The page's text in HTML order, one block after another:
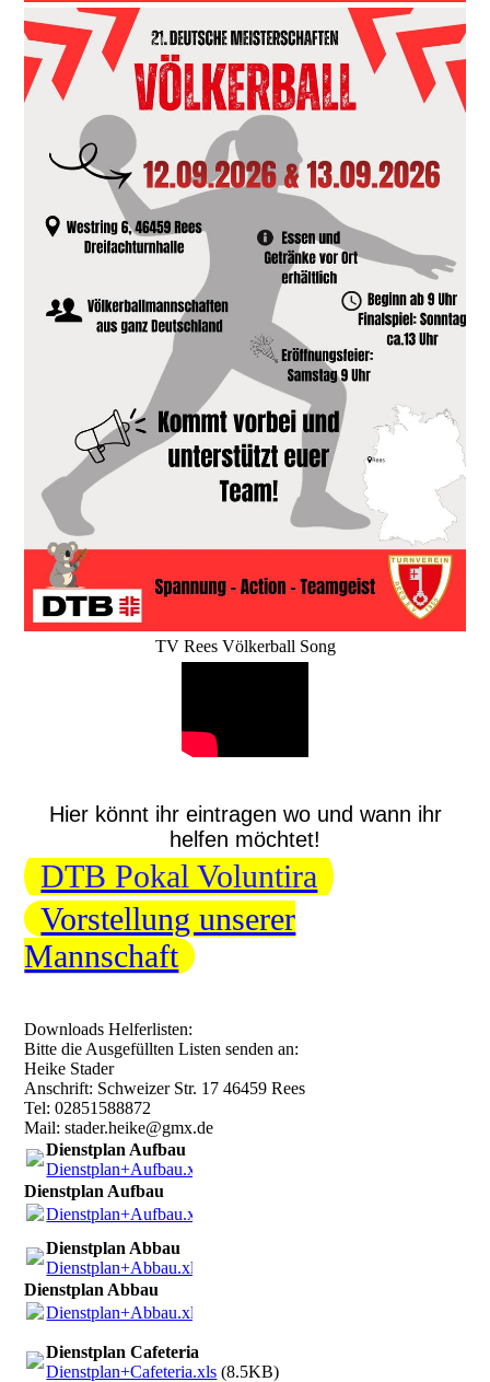
TV Rees Völkerball Song
Hier könnt ihr eintragen wo und wann ihr
helfen möchtet!
DTB Pokal Voluntira
Vorstellung unserer
Mannschaft
Downloads Helferlisten:
Bitte die Ausgefüllten Listen senden an:
Heike Stader
Anschrift: Schweizer Str. 17 46459 Rees
Tel: 02851588872
Mail: stader.heike@gmx.de
Dienstplan Aufbau
Dienstplan+Aufbau.xls
Dienstplan Aufbau
Dienstplan+Aufbau.xls
Dienstplan Abbau
Dienstplan+Abbau.xls
Dienstplan Abbau
Dienstplan+Abbau.xls
Dienstplan Cafeteria
Dienstplan+Cafeteria.xls (8.5KB)